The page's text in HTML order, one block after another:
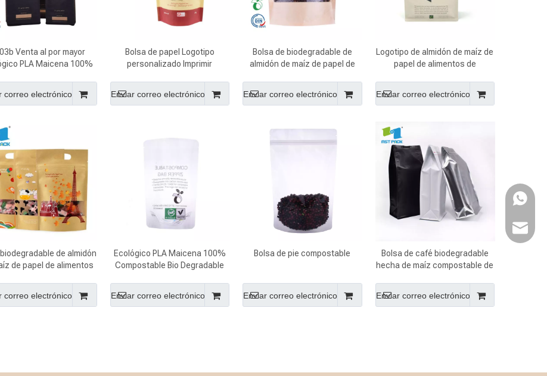
Venta al por mayor
PLA Maicena 100%
Bolsa
correo electrónico
Bolsa de papel Logotipo
personalizado Imprimir
Enviar correo electrónico
Bolsa de biodegradable de
almidón de maíz de papel de
logotipo
Enviar correo electrónico
Logotipo de almidón de maíz de
papel de alimentos de
de PLA
Enviar correo electrónico
de almidón
de papel de alimentos
correo electrónico
Ecológico PLA Maicena 100%
Compostable Bio Degradable
Enviar correo electrónico
Bolsa de pie compostable
Enviar correo electrónico
Bolsa de café biodegradable
hecha de maíz compostable de
Enviar correo electrónico
Email